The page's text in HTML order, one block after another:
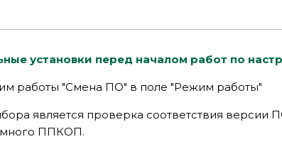
установки перед началом работ по
работы "Смена ПО" в поле "Режим работы"
является проверка соответствия
ППКОП.